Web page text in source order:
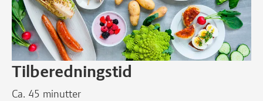
Tilberedningstid
Ca. 45 minutter